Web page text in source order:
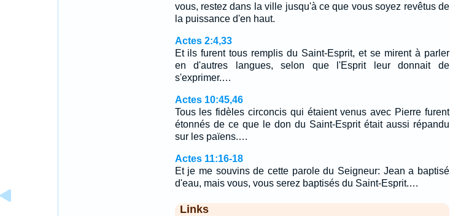
vous, restez dans la ville jusqu'à ce que vous soyez revêtus de
la puissance d'en haut.
Actes 2:4,33
Et ils furent tous remplis du Saint-Esprit, et se mirent à parler
en d'autres langues, selon que l'Esprit leur donnait de
s'exprimer.…
Actes 10:45,46
Tous les fidèles circoncis qui étaient venus avec Pierre furent
étonnés de ce que le don du Saint-Esprit était aussi répandu
sur les païens.…
Actes 11:16-18
Et je me souvins de cette parole du Seigneur: Jean a baptisé
d'eau, mais vous, vous serez baptisés du Saint-Esprit.…
Links